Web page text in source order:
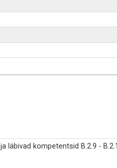
läbivad kompetentsid B.2.9 -